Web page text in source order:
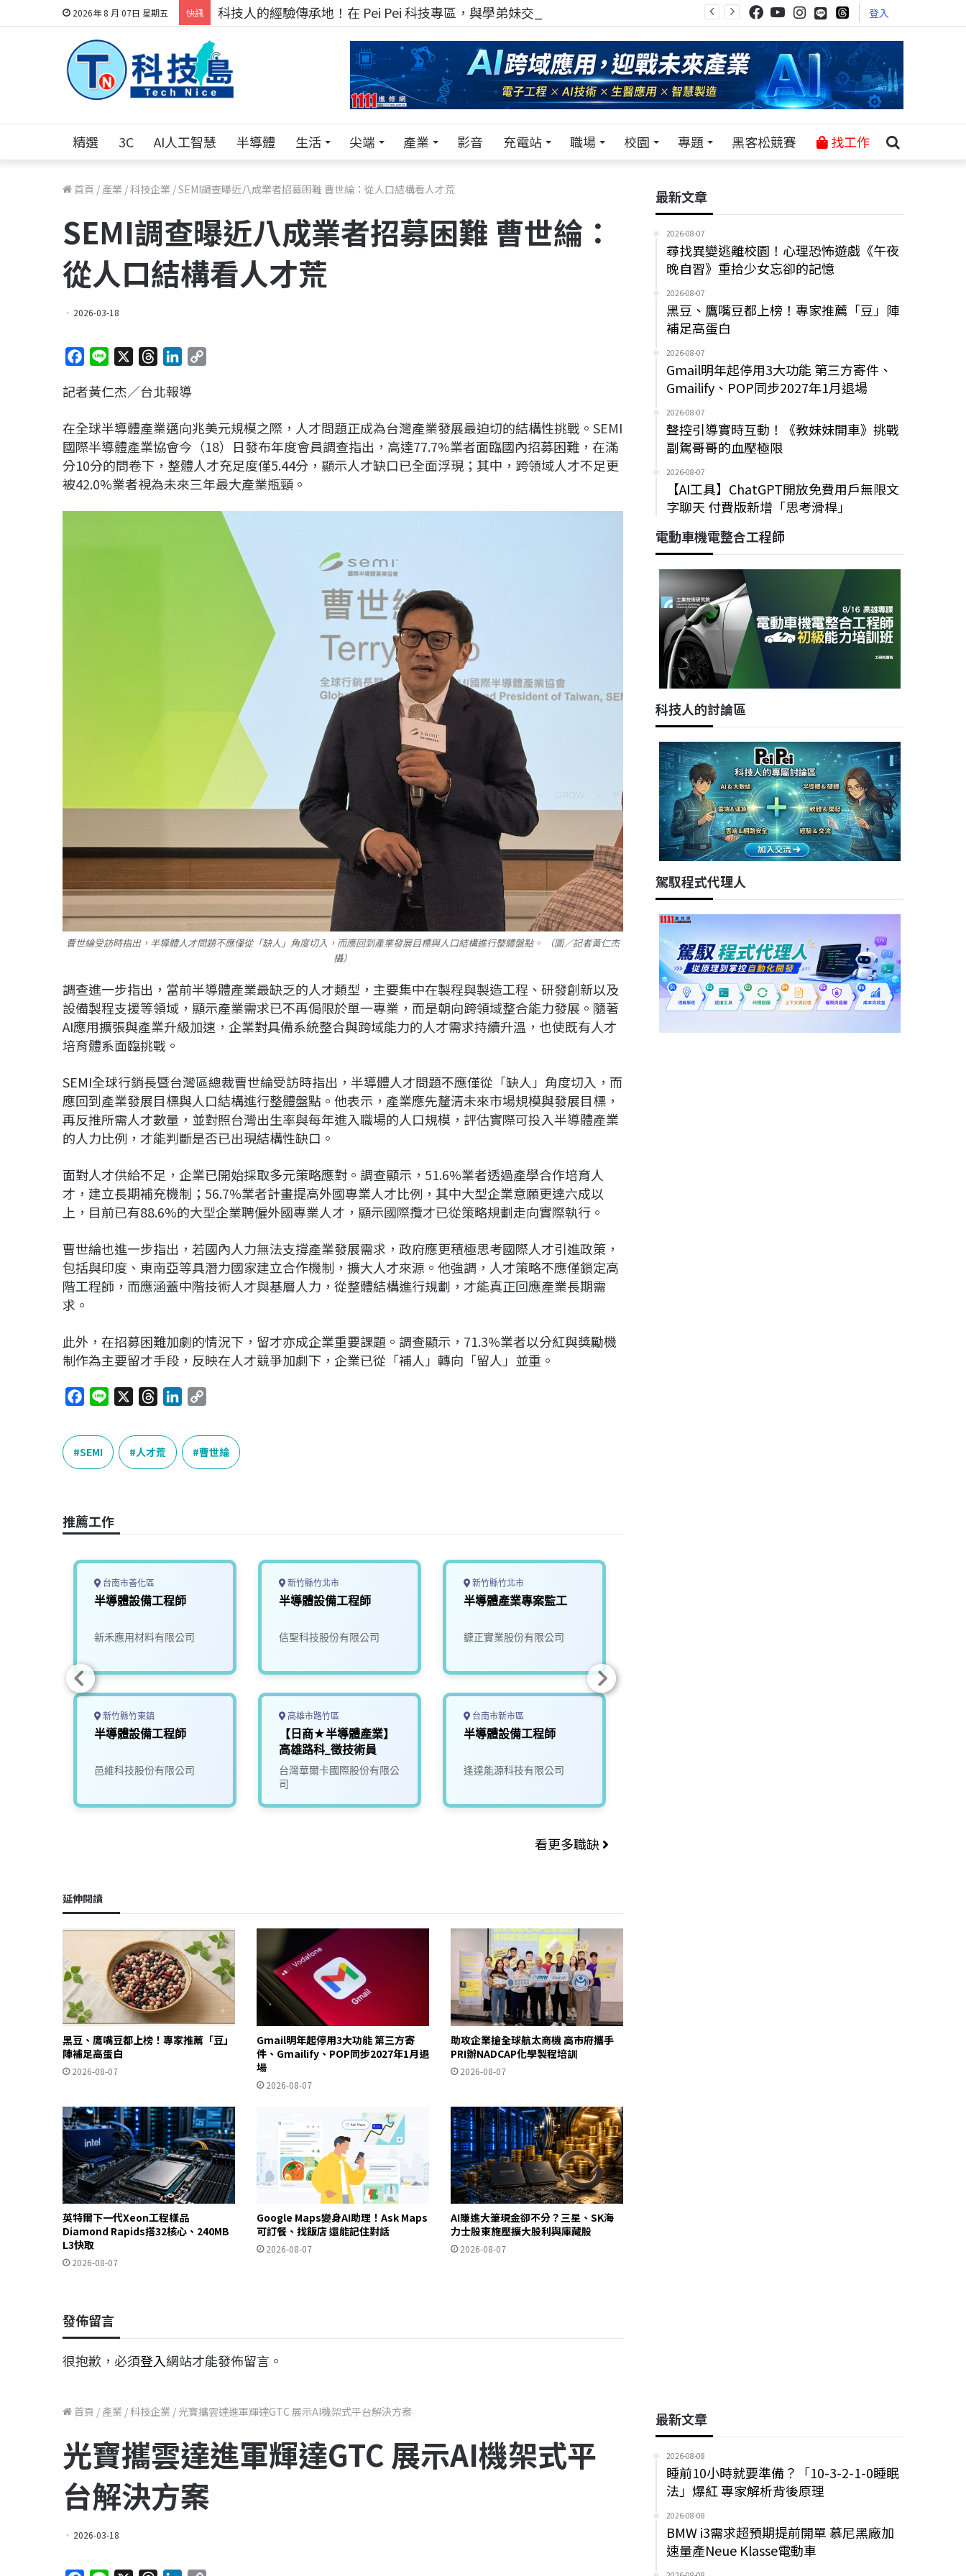
2026年 8 月 07日 星期五 快訊 科技人的經驗傳承地！在 Pei Pei 科技專區，與學弟妹交流最硬核的技術 登入
精選 3C AI人工智慧 半導體 生活 尖端 產業 影音 充電站 職場 校園 專題 黑客松競賽 找工作
首頁 / 產業 /科技企業 /SEMI調查曝近八成業者招募困難 曹世綸：從人口結構看人才荒
SEMI調查曝近八成業者招募困難 曹世綸：
從人口結構看人才荒
2026-03-18
c
b
o
o
k
n
r
a
d
s
n
e
d
I
n
L
i
n
k
記者黃仁杰／台北報導
在全球半導體產業邁向兆美元規模之際，人才問題正成為台灣產業發展最迫切的結構性挑戰。SEMI
國際半導體產業協會今（18）日發布年度會員調查指出，高達77.7%業者面臨國內招募困難，在滿
分10分的問卷下，整體人才充足度僅5.44分，顯示人才缺口已全面浮現；其中，跨領域人才不足更
被42.0%業者視為未來三年最大產業瓶頸。
曹世綸受訪時指出，半導體人才問題不應僅從「缺人」角度切入，而應回到產業發展目標與人口結構進行整體盤點。 （圖／記者黃仁杰
攝）
調查進一步指出，當前半導體產業最缺乏的人才類型，主要集中在製程與製造工程、研發創新以及
設備製程支援等領域，顯示產業需求已不再侷限於單一專業，而是朝向跨領域整合能力發展。隨著
AI應用擴張與產業升級加速，企業對具備系統整合與跨域能力的人才需求持續升溫，也使既有人才
培育體系面臨挑戰。
SEMI全球行銷長暨台灣區總裁曹世綸受訪時指出，半導體人才問題不應僅從「缺人」角度切入，而
應回到產業發展目標與人口結構進行整體盤點。他表示，產業應先釐清未來市場規模與發展目標，
再反推所需人才數量，並對照台灣出生率與每年進入職場的人口規模，評估實際可投入半導體產業
的人力比例，才能判斷是否已出現結構性缺口。
面對人才供給不足，企業已開始採取多元策略應對。調查顯示，51.6%業者透過產學合作培育人
才，建立長期補充機制；56.7%業者計畫提高外國專業人才比例，其中大型企業意願更達六成以
上，目前已有88.6%的大型企業聘僱外國專業人才，顯示國際攬才已從策略規劃走向實際執行。
曹世綸也進一步指出，若國內人力無法支撐產業發展需求，政府應更積極思考國際人才引進政策，
包括與印度、東南亞等具潛力國家建立合作機制，擴大人才來源。他強調，人才策略不應僅鎖定高
階工程師，而應涵蓋中階技術人才與基層人力，從整體結構進行規劃，才能真正回應產業長期需
求。
此外，在招募困難加劇的情況下，留才亦成企業重要課題。調查顯示，71.3%業者以分紅與獎勵機
制作為主要留才手段，反映在人才競爭加劇下，企業已從「補人」轉向「留人」並重。
c
e
b
k
e
r
e
a
k
e
p
y
L
SEMI 人才荒 曹世綸
推薦工作
台南市善化區
半導體設備工程師
新禾應用材料有限公司
新竹縣竹東鎮
半導體設備工程師
邑維科技股份有限公司
新竹縣竹北市
半導體設備工程師
佶聖科技股份有限公司
高雄市路竹區
【日商★半導體產業】
高雄路科_徵技術員
台灣華爾卡國際股份有限公
司
新竹縣竹北市
半導體產業專案監工
鏮正實業股份有限公司
台南市新市區
半導體設備工程師
逢達能源科技有限公司
看更多職缺
延伸閱讀
黑豆、鷹嘴豆都上榜！專家推薦「豆」
陣補足高蛋白
2026-08-07
Gmail明年起停用3大功能 第三方寄
件、Gmailify、POP同步2027年1月退
場
2026-08-07
助攻企業搶全球航太商機 高市府攜手
PRI辦NADCAP化學製程培訓
2026-08-07
英特爾下一代Xeon工程樣品
Diamond Rapids搭32核心、240MB
L3快取
2026-08-07
Google Maps變身AI助理！Ask Maps
可訂餐、找飯店 還能記住對話
2026-08-07
AI賺進大筆現金卻不分？三星、SK海
力士股東施壓擴大股利與庫藏股
2026-08-07
發佈留言
很抱歉，必須登入網站才能發佈留言。
最新文章
2026-08-07
尋找異變逃離校園！心理恐怖遊戲《午夜
晚自習》重拾少女忘卻的記憶
2026-08-07
黑豆、鷹嘴豆都上榜！專家推薦「豆」陣
補足高蛋白
2026-08-07
Gmail明年起停用3大功能 第三方寄件、
Gmailify、POP同步2027年1月退場
2026-08-07
聲控引導實時互動！《教妹妹開車》挑戰
副駕哥哥的血壓極限
2026-08-07
【AI工具】ChatGPT開放免費用戶無限文
字聊天 付費版新增「思考滑桿」
電動車機電整合工程師
科技人的討論區
駕馭程式代理人